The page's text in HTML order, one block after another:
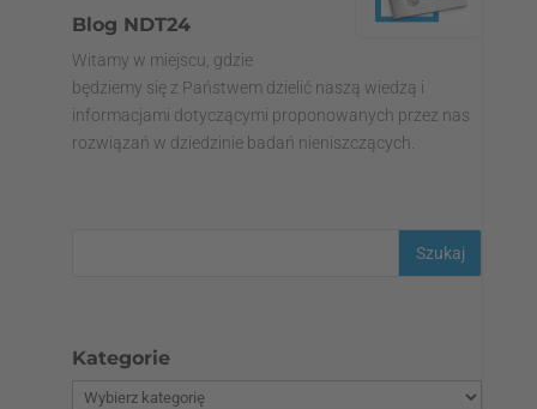
Blog NDT24
Witamy w miejscu, gdzie
będziemy się z Państwem dzielić naszą wiedzą i
informacjami dotyczącymi proponowanych przez nas
rozwiązań w dziedzinie badań nieniszczących.
Kategorie